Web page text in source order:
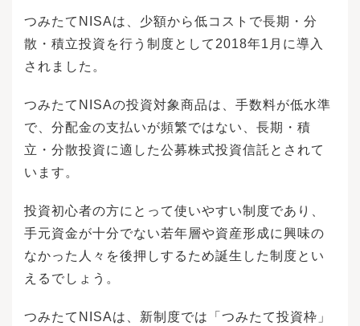
つみたてNISAは、少額から低コストで長期・分
散・積立投資を行う制度として2018年1月に導入
されました。
つみたてNISAの投資対象商品は、手数料が低水準
で、分配金の支払いが頻繁ではない、長期・積
立・分散投資に適した公募株式投資信託とされて
います。
投資初心者の方にとって使いやすい制度であり、
手元資金が十分でない若年層や資産形成に興味の
なかった人々を後押しするため誕生した制度とい
えるでしょう。
つみたてNISAは、新制度では「つみたて投資枠」